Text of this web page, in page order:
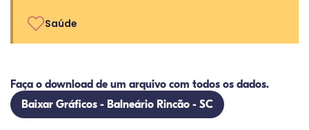
Saúde
Faça o download de um arquivo com todos os dados.
Baixar Gráficos - Balneário Rincão - SC